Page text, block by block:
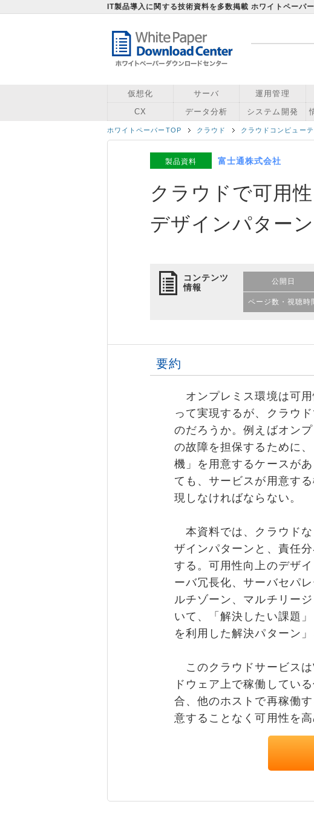
IT製品導入に関する技術資料を多数掲載 ホワイトペーパ
仮想化 サーバ 運用管理
CX
データ分析 システム開発
ホワイトペーパーTOP クラウド クラウドコンピュー
製品資料 富士通株式会社
クラウドで可用
デザインパター
コンテンツ
情報
公開日
ページ数・視聴時
要約
オンプレミス環境は可用
って実現するが、クラウ
のだろうか。例えばオン
の故障を担保するために
機」を用意するケースが
ても、サービスが用意す
現しなければならない。
本資料では、クラウド
ザインパターンと、責任
する。可用性向上のデザ
ーバ冗長化、サーバセパ
ルチゾーン、マルチリー
いて、「解決したい課題
を利用した解決パターン」
このクラウドサービス
ドウェア上で稼働してい
合、他のホストで再稼働
意することなく可用性を